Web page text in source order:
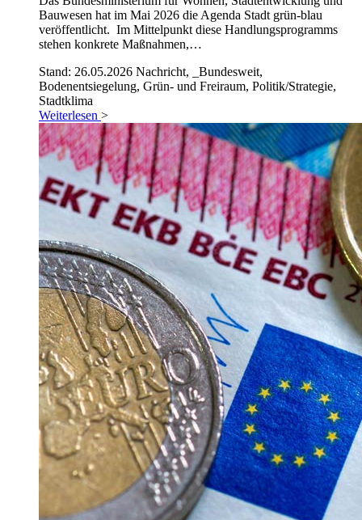
Bauwesen hat im Mai 2026 die Agenda Stadt grün-blau
veröffentlicht. Im Mittelpunkt diese Handlungsprogramms
stehen konkrete Maßnahmen,…
Stand: 26.05.2026 Nachricht, _Bundesweit,
Bodenentsiegelung, Grün- und Freiraum, Politik/Strategie,
Stadtklima
Weiterlesen >